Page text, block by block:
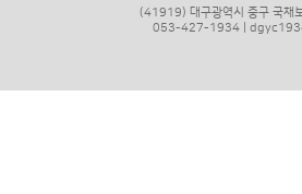
(41919) 대구광역시 중구 국채
053-427-1934 |